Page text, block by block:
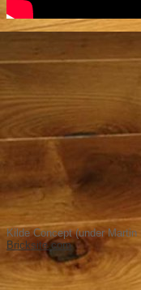
Kilde Concept (under
Bricksite.com